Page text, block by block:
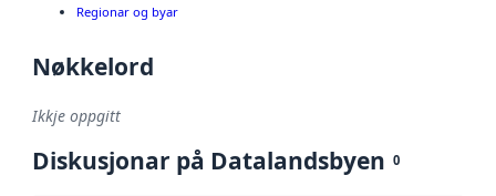
Regionar og byar
Nøkkelord
Ikkje oppgitt
Diskusjonar på Datalandsbyen 0